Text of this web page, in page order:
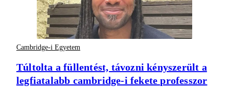
Cambridge-i Egyetem
Túltolta a füllentést, távozni kényszerült a
legfiatalabb cambridge-i fekete professzor